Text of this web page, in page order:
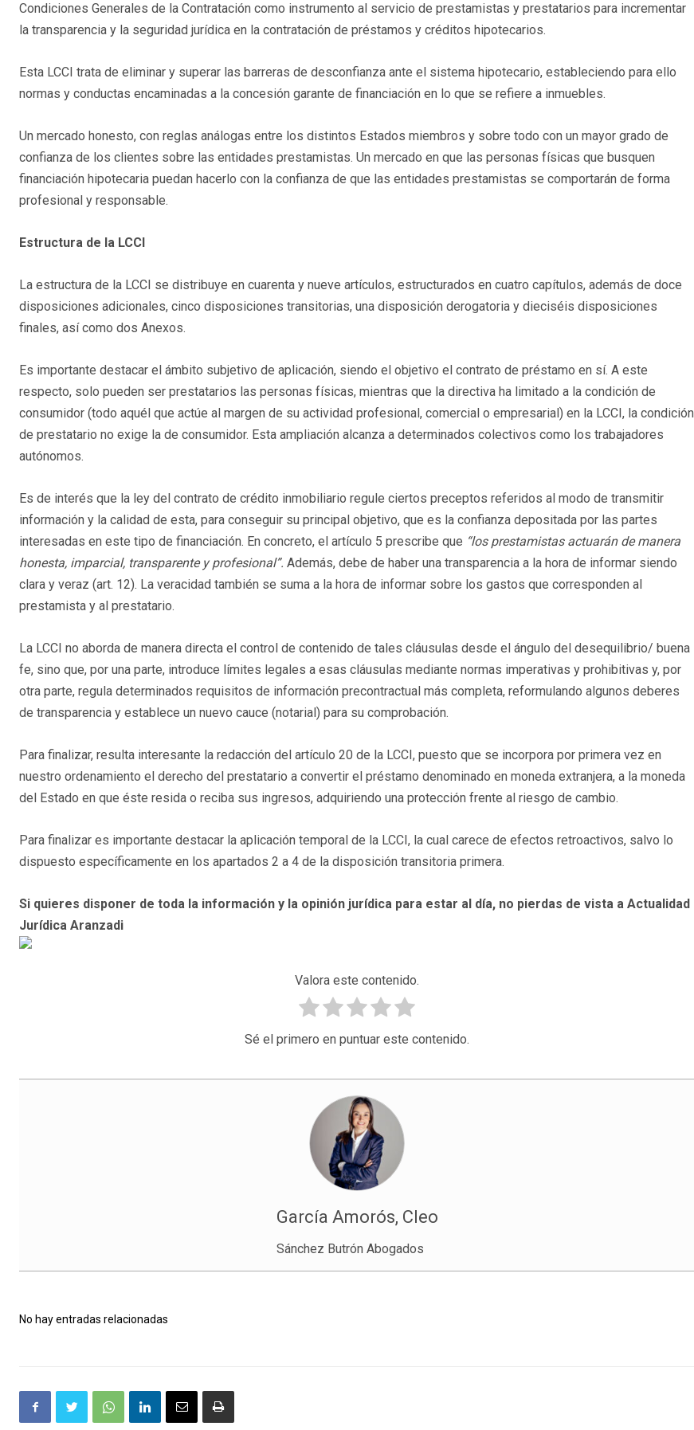
Condiciones Generales de la Contratación como instrumento al servicio de prestamistas y prestatarios para incrementar
la transparencia y la seguridad jurídica en la contratación de préstamos y créditos hipotecarios.
Esta LCCI trata de eliminar y superar las barreras de desconfianza ante el sistema hipotecario, estableciendo para ello
normas y conductas encaminadas a la concesión garante de financiación en lo que se refiere a inmuebles.
Un mercado honesto, con reglas análogas entre los distintos Estados miembros y sobre todo con un mayor grado de
confianza de los clientes sobre las entidades prestamistas. Un mercado en que las personas físicas que busquen
financiación hipotecaria puedan hacerlo con la confianza de que las entidades prestamistas se comportarán de forma
profesional y responsable.
Estructura de la LCCI
La estructura de la LCCI se distribuye en cuarenta y nueve artículos, estructurados en cuatro capítulos, además de doce
disposiciones adicionales, cinco disposiciones transitorias, una disposición derogatoria y dieciséis disposiciones
finales, así como dos Anexos.
Es importante destacar el ámbito subjetivo de aplicación, siendo el objetivo el contrato de préstamo en sí. A este
respecto, solo pueden ser prestatarios las personas físicas, mientras que la directiva ha limitado a la condición de
consumidor (todo aquél que actúe al margen de su actividad profesional, comercial o empresarial) en la LCCI, la condición
de prestatario no exige la de consumidor. Esta ampliación alcanza a determinados colectivos como los trabajadores
autónomos.
Es de interés que la ley del contrato de crédito inmobiliario regule ciertos preceptos referidos al modo de transmitir
información y la calidad de esta, para conseguir su principal objetivo, que es la confianza depositada por las partes
interesadas en este tipo de financiación. En concreto, el artículo 5 prescribe que “los prestamistas actuarán de manera
honesta, imparcial, transparente y profesional”. Además, debe de haber una transparencia a la hora de informar siendo
clara y veraz (art. 12). La veracidad también se suma a la hora de informar sobre los gastos que corresponden al
prestamista y al prestatario.
La LCCI no aborda de manera directa el control de contenido de tales cláusulas desde el ángulo del desequilibrio/ buena
fe, sino que, por una parte, introduce límites legales a esas cláusulas mediante normas imperativas y prohibitivas y, por
otra parte, regula determinados requisitos de información precontractual más completa, reformulando algunos deberes
de transparencia y establece un nuevo cauce (notarial) para su comprobación.
Para finalizar, resulta interesante la redacción del artículo 20 de la LCCI, puesto que se incorpora por primera vez en
nuestro ordenamiento el derecho del prestatario a convertir el préstamo denominado en moneda extranjera, a la moneda
del Estado en que éste resida o reciba sus ingresos, adquiriendo una protección frente al riesgo de cambio.
Para finalizar es importante destacar la aplicación temporal de la LCCI, la cual carece de efectos retroactivos, salvo lo
dispuesto específicamente en los apartados 2 a 4 de la disposición transitoria primera.
Si quieres disponer de toda la información y la opinión jurídica para estar al día, no pierdas de vista a Actualidad
Jurídica Aranzadi
Valora este contenido.
Sé el primero en puntuar este contenido.
García Amorós, Cleo
Sánchez Butrón Abogados
No hay entradas relacionadas